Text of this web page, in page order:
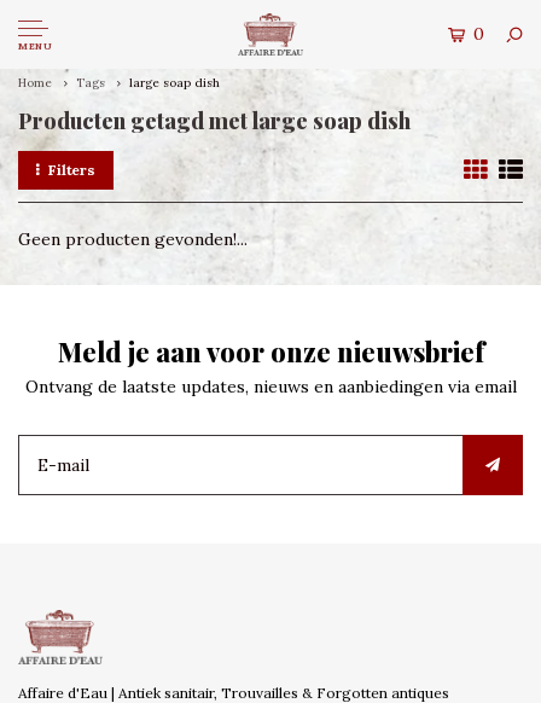
MENU
0
Home Tags large soap dish
Producten getagd met large soap dish
Filters
Geen producten gevonden!...
Meld je aan voor onze nieuwsbrief
Ontvang de laatste updates, nieuws en aanbiedingen via email
Affaire d'Eau | Antiek sanitair, Trouvailles & Forgotten antiques